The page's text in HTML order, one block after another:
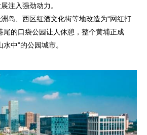
注入强劲动力。
岛、西区红酒文化街等地改造为“网红打
尾的口袋公园让人休憩，整个黄埔正成
中”的公园城市。